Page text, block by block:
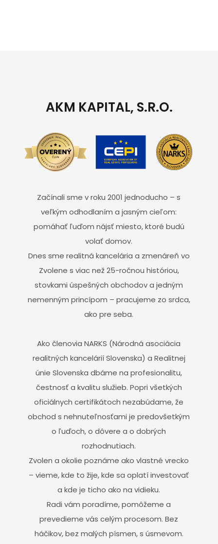
AKM KAPITAL, S.R.O.
Začínali sme v roku 2001 jednoducho – s
veľkým odhodlaním a jasným cieľom:
pomáhať ľuďom nájsť miesto, ktoré budú
volať domov.
Dnes sme realitná kancelária a zmenáreň vo
Zvolene s viac než 25-ročnou históriou,
stovkami úspešných obchodov a jedným
nemenným princípom – pracujeme zo srdca,
ako pre seba.
Ako členovia NARKS (Národná asociácia
realitných kancelárií Slovenska) a Realitnej
únie Slovenska dbáme na profesionalitu,
čestnosť a kvalitu služieb. Popri všetkých
oficiálnych certifikátoch nezabúdame, že
obchod s nehnuteľnosťami je predovšetkým
o ľuďoch, o dôvere a o dobrých
rozhodnutiach.
Zvolen a okolie poznáme ako vlastné vrecko
– vieme, kde to žije, kde sa oplatí investovať
a kde je ticho ako na vidieku.
Radi vám poradíme, pomôžeme a
prevedieme vás celým procesom. Bez
háčikov, bez malých písmen, s úsmevom.